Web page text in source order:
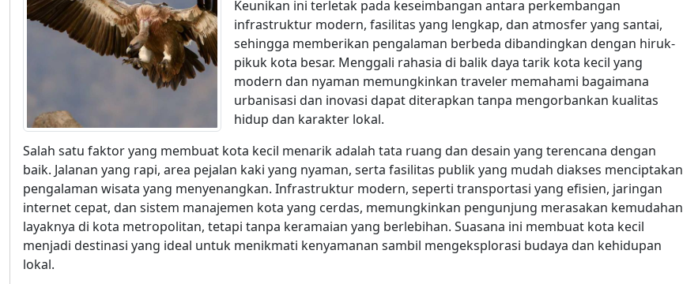
Keunikan ini terletak pada keseimbangan antara perkembangan
infrastruktur modern, fasilitas yang lengkap, dan atmosfer yang santai,
sehingga memberikan pengalaman berbeda dibandingkan dengan hiruk-
pikuk kota besar. Menggali rahasia di balik daya tarik kota kecil yang
modern dan nyaman memungkinkan traveler memahami bagaimana
urbanisasi dan inovasi dapat diterapkan tanpa mengorbankan kualitas
hidup dan karakter lokal.
Salah satu faktor yang membuat kota kecil menarik adalah tata ruang dan desain yang terencana dengan
baik. Jalanan yang rapi, area pejalan kaki yang nyaman, serta fasilitas publik yang mudah diakses menciptakan
pengalaman wisata yang menyenangkan. Infrastruktur modern, seperti transportasi yang efisien, jaringan
internet cepat, dan sistem manajemen kota yang cerdas, memungkinkan pengunjung merasakan kemudahan
layaknya di kota metropolitan, tetapi tanpa keramaian yang berlebihan. Suasana ini membuat kota kecil
menjadi destinasi yang ideal untuk menikmati kenyamanan sambil mengeksplorasi budaya dan kehidupan
lokal.